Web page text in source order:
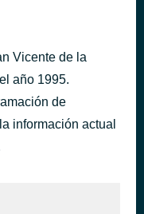
hace 33 minutos
Vicente de la
año 1995.
de
información actual